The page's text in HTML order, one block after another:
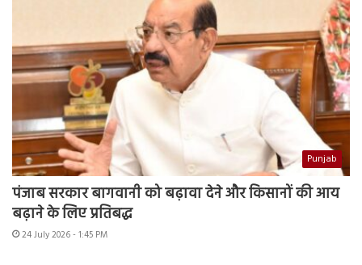
Punjab
पंजाब सरकार बागवानी को बढ़ावा देने और किसानों की आय
बढ़ाने के लिए प्रतिबद्ध
24 July 2026 - 1:45 PM